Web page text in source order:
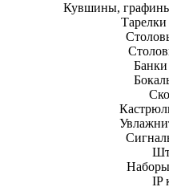
Кувшины,
Банки
IP